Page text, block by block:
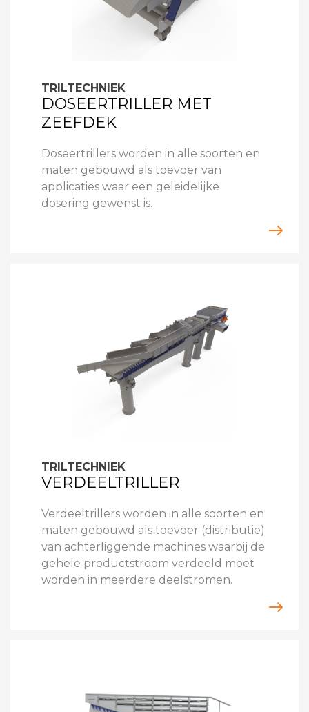
TRILTECHNIEK
DOSEERTRILLER MET
ZEEFDEK
Doseertrillers worden in alle soorten en
maten gebouwd als toevoer van
applicaties waar een geleidelijke
dosering gewenst is.
TRILTECHNIEK
VERDEELTRILLER
Verdeeltrillers worden in alle soorten en
maten gebouwd als toevoer (distributie)
van achterliggende machines waarbij de
gehele productstroom verdeeld moet
worden in meerdere deelstromen.